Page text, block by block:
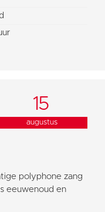
15
augustus
polyphone zang
eeuwenoud en